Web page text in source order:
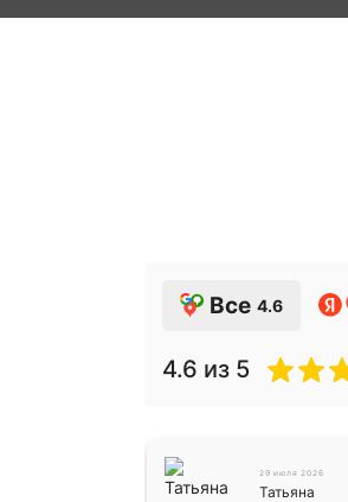
Все 4.6
4.6 из 5
29 июля 2026
Татьяна